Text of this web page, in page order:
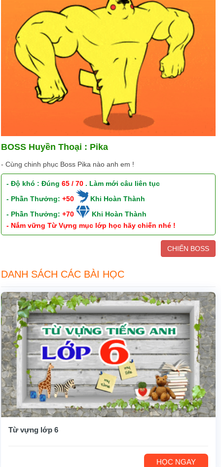
BOSS Huyền Thoại : Pika
- Cùng chinh phục Boss Pika nào anh em !
- Độ khó : Đúng65 / 70 . Làm mới câu liên tục
- Phần Thưởng:+50
Khi Hoàn Thành
- Phần Thưởng:+70
Khi Hoàn Thành
- Nắm vững Từ Vựng mục lớp học hãy chiến nhé !
CHIẾN BOSS
DANH SÁCH CÁC BÀI HỌC
Từ vựng lớp 6
HỌC NGAY